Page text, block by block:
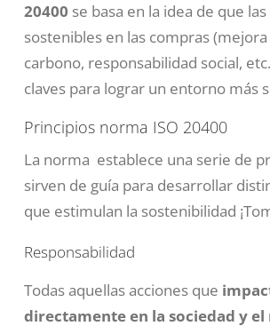
20400 se basa en la idea de que
sostenibles en las compras
carbono, responsabilidad social,
claves para lograr un entorno más
Principios norma ISO 20400
La norma establece una serie de
sirven de guía para desarrollar
que estimulan la sostenibilidad
Responsabilidad
Todas aquellas acciones que
directamente en la sociedad y el